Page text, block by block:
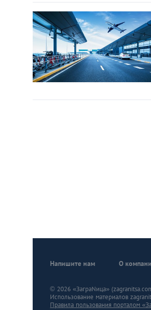
Напишите нам О
© 2026 «ЗаграNица»
Использование материалов
Правила пользования порталом